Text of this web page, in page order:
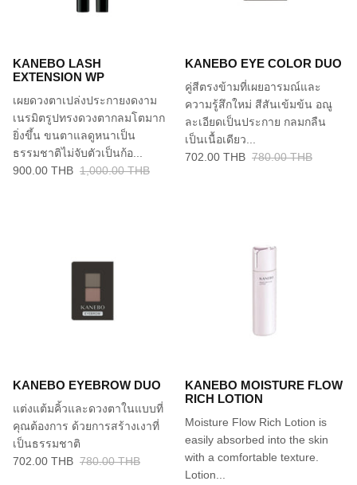
KANEBO LASH
EXTENSION WP
เผยดวงตาเปล่งประกายงดงาม
เนรมิตรูปทรงดวงตากลมโตมาก
ยิ่งขึ้น ขนตาแลดูหนาเป็น
ธรรมชาติไม่จับตัวเป็นก้อ...
900.00 THB 1,000.00 THB
KANEBO EYE COLOR DUO
คู่สีตรงข้ามที่เผยอารมณ์และ
ความรู้สึกใหม่ สีสันเข้มข้น อณู
ละเอียดเป็นประกาย กลมกลืน
เป็นเนื้อเดียว...
702.00 THB 780.00 THB
KANEBO EYEBROW DUO
แต่งแต้มคิ้วและดวงตาในแบบที่
คุณต้องการ ด้วยการสร้างเงาที่
เป็นธรรมชาติ
702.00 THB 780.00 THB
KANEBO MOISTURE FLOW
RICH LOTION
Moisture Flow Rich Lotion is
easily absorbed into the skin
with a comfortable texture.
Lotion...